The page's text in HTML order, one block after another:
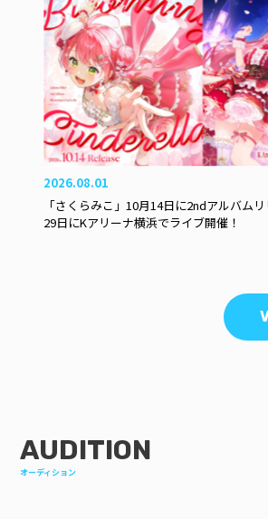
2026.08.01
「さくらみこ」10月14日に2ndアルバム
29日にKアリーナ横浜でライブ開催！
AUDITION
オーディション